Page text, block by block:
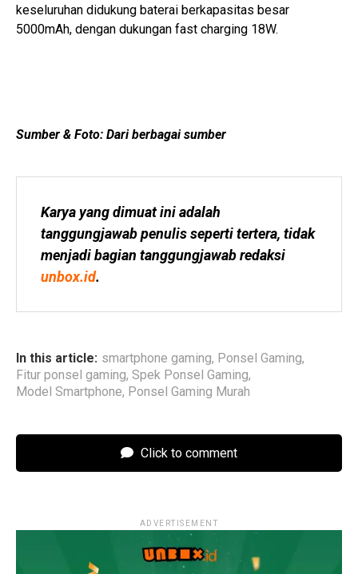
keseluruhan didukung baterai berkapasitas besar
5000mAh, dengan dukungan fast charging 18W.
Sumber & Foto: Dari berbagai sumber
Karya yang dimuat ini adalah
tanggungjawab penulis seperti tertera, tidak
unbox.id.
In this article: smartphone gaming, Ponsel Gaming,
Fitur ponsel gaming, Spek Ponsel Gaming,
Model Smartphone, Ponsel Gaming Murah
Click to comment
ADVERTISEMENT